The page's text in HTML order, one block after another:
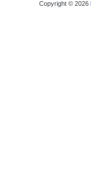
Copyright © 2026